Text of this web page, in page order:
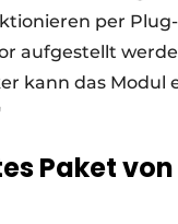
per
aufgestellt
kann das Modul
Paket